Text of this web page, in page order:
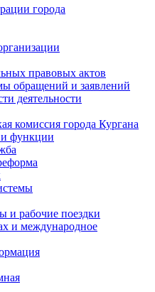
города
правовых актов
обращений и заявлений
деятельности
комиссия города Кургана
функции
и рабочие поездки
и международное